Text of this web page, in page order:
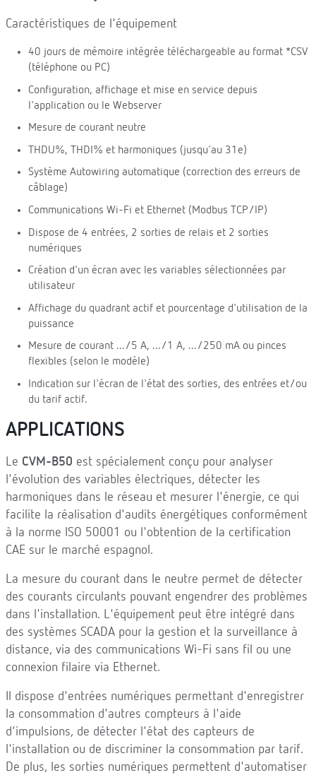
Caractéristiques de l'équipement
40 jours de mémoire intégrée téléchargeable au format *CSV
(téléphone ou PC)
Configuration, affichage et mise en service depuis
l'application ou le Webserver
Mesure de courant neutre
THDU%, THDI% et harmoniques (jusqu'au 31e)
Système Autowiring automatique (correction des erreurs de
câblage)
Communications Wi-Fi et Ethernet (Modbus TCP/IP)
Dispose de 4 entrées, 2 sorties de relais et 2 sorties
numériques
Création d'un écran avec les variables sélectionnées par
utilisateur
Affichage du quadrant actif et pourcentage d'utilisation de la
puissance
Mesure de courant .../5 A, .../1 A, .../250 mA ou pinces
flexibles (selon le modèle)
Indication sur l'écran de l'état des sorties, des entrées et/ou
du tarif actif.
APPLICATIONS
Le CVM-B50 est spécialement conçu pour analyser
l'évolution des variables électriques, détecter les
harmoniques dans le réseau et mesurer l'énergie, ce qui
facilite la réalisation d'audits énergétiques conformément
à la norme ISO 50001 ou l'obtention de la certification
CAE sur le marché espagnol.
La mesure du courant dans le neutre permet de détecter
des courants circulants pouvant engendrer des problèmes
dans l'installation. L'équipement peut être intégré dans
des systèmes SCADA pour la gestion et la surveillance à
distance, via des communications Wi-Fi sans fil ou une
connexion filaire via Ethernet.
Il dispose d'entrées numériques permettant d'enregistrer
la consommation d'autres compteurs à l'aide
d'impulsions, de détecter l'état des capteurs de
l'installation ou de discriminer la consommation par tarif.
De plus, les sorties numériques permettent d'automatiser